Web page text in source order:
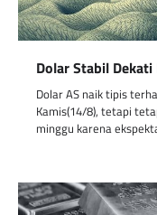
Dolar Stabil
Dolar AS naik tipis
Kamis(14/8), tetapi
minggu karena